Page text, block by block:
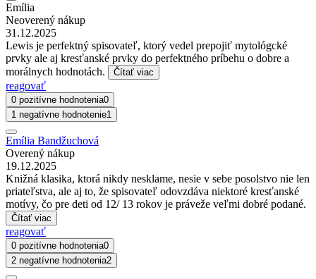
Emília
Neoverený nákup
31.12.2025
Lewis je perfektný spisovateľ, ktorý vedel prepojiť mytológcké
prvky ale aj kresťanské prvky do perfektného príbehu o dobre a
morálnych hodnotách.
Čítať viac
reagovať
0 pozitívne hodnotenia0
1 negatívne hodnotenie1
Emília Bandžuchová
Overený nákup
19.12.2025
Knižná klasika, ktorá nikdy nesklame, nesie v sebe posolstvo nie len
priateľstva, ale aj to, že spisovateľ odovzdáva niektoré kresťanské
motívy, čo pre deti od 12/ 13 rokov je práveže veľmi dobré podané.
Čítať viac
reagovať
0 pozitívne hodnotenia0
2 negatívne hodnotenia2